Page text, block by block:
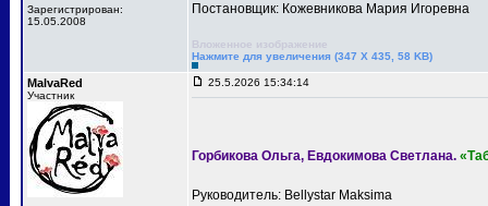
Зарегистрирован:
15.05.2008
Постановщик: Кожевникова Мария Игоревна
Вложенное изображение
Нажмите для увеличения (347 X 435, 58 KB)
MalvaRed
Участник
25.5.2026 15:34:14
Горбикова Ольга, Евдокимова Светлана.
Руководитель: Bellystar Maksima